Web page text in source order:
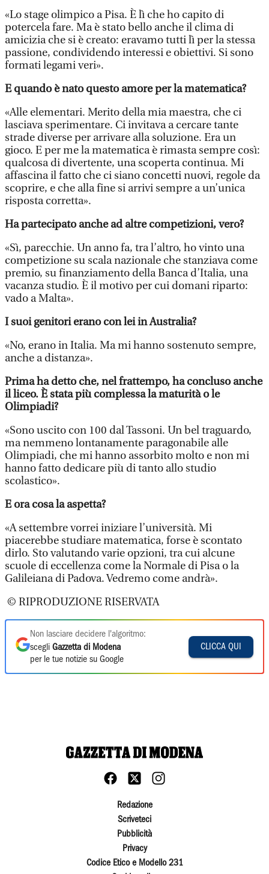
«Lo stage olimpico a Pisa. È lì che ho capito di
potercela fare. Ma è stato bello anche il clima di
amicizia che si è creato: eravamo tutti lì per la stessa
passione, condividendo interessi e obiettivi. Si sono
formati legami veri».
E quando è nato questo amore per la matematica?
«Alle elementari. Merito della mia maestra, che ci
lasciava sperimentare. Ci invitava a cercare tante
strade diverse per arrivare alla soluzione. Era un
gioco. E per me la matematica è rimasta sempre così:
qualcosa di divertente, una scoperta continua. Mi
affascina il fatto che ci siano concetti nuovi, regole da
scoprire, e che alla fine si arrivi sempre a un’unica
risposta corretta».
Ha partecipato anche ad altre competizioni, vero?
«Sì, parecchie. Un anno fa, tra l’altro, ho vinto una
competizione su scala nazionale che stanziava come
premio, su finanziamento della Banca d’Italia, una
vacanza studio. È il motivo per cui domani riparto:
vado a Malta».
I suoi genitori erano con lei in Australia?
«No, erano in Italia. Ma mi hanno sostenuto sempre,
anche a distanza».
Prima ha detto che, nel frattempo, ha concluso anche
il liceo. È stata più complessa la maturità o le
Olimpiadi?
«Sono uscito con 100 dal Tassoni. Un bel traguardo,
ma nemmeno lontanamente paragonabile alle
Olimpiadi, che mi hanno assorbito molto e non mi
hanno fatto dedicare più di tanto allo studio
scolastico».
E ora cosa la aspetta?
«A settembre vorrei iniziare l’università. Mi
piacerebbe studiare matematica, forse è scontato
dirlo. Sto valutando varie opzioni, tra cui alcune
scuole di eccellenza come la Normale di Pisa o la
Galileiana di Padova. Vedremo come andrà».
© RIPRODUZIONE RISERVATA
Non lasciare decidere l'algoritmo:
scegli Gazzetta di Modena
per le tue notizie su Google
CLICCA QUI
Redazione
Scriveteci
Pubblicità
Privacy
Codice Etico e Modello 231